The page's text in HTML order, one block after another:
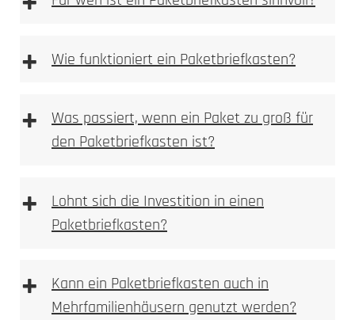
Materialoberfläche gezielt verändert
Anlassmarkierung oder Oxidation
keine Vertiefung im Material
Piktogramme
materialschonend, da keine Substanzabtragung
Typische Einsatzbereiche:
+ Wie funktioniert ein Paketbriefkasten?
+
Was passiert, wenn ein Paket zu groß für
den Paketbriefkasten ist?
+
Lohnt sich die Investition in einen
Paketbriefkasten?
+
Kann ein Paketbriefkasten auch in
Mehrfamilienhäusern genutzt werden?